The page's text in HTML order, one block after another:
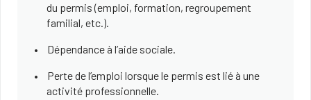
du permis (emploi, formation, regroupement
familial, etc.).
Dépendance à l’aide sociale.
Perte de l’emploi lorsque le permis est lié à une
activité professionnelle.